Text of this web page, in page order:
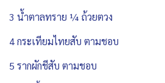
3 น้ำตาลทราย ¼ ถ้วยตวง
4 กระเทียมไทยสับ ตามชอบ
5 รากผักชีสับ ตามชอบ